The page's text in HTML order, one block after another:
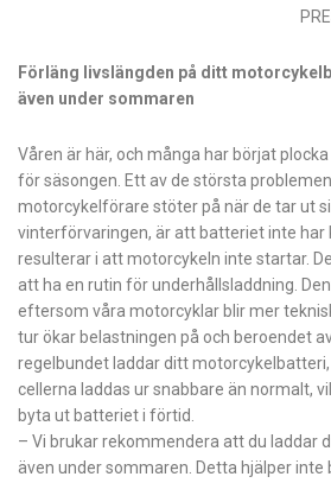
Förläng livslängden på ditt
även under sommaren
Våren är här, och många har börjat
för säsongen. Ett av de största
motorcykelförare stöter på när de tar ut
vinterförvaringen, är att batteriet inte har
resulterar i att motorcykeln inte startar.
att ha en rutin för underhållsladdning.
eftersom våra motorcyklar blir mer
tur ökar belastningen på och beroendet
regelbundet laddar ditt
cellerna laddas ur snabbare än normalt,
byta ut batteriet i förtid.
– Vi brukar rekommendera att du laddar
även under sommaren. Detta hjälper